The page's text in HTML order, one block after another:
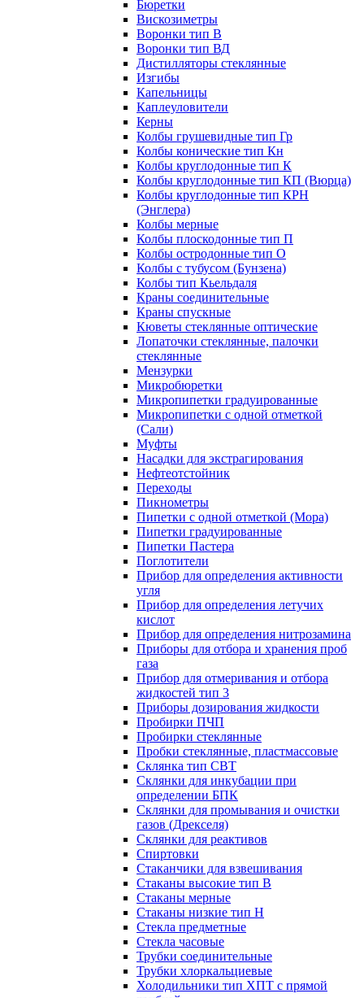
Бюретки
Вискозиметры
Воронки тип В
Воронки тип ВД
Дистилляторы стеклянные
Изгибы
Капельницы
Каплеуловители
Керны
Колбы грушевидные тип Гр
Колбы конические тип Кн
Колбы круглодонные тип К
Колбы круглодонные тип КП (Вюрца)
Колбы круглодонные тип КРН
(Энглера)
Колбы мерные
Колбы плоскодонные тип П
Колбы остродонные тип О
Колбы с тубусом (Бунзена)
Колбы тип Кьельдаля
Краны соединительные
Краны спускные
Кюветы стеклянные оптические
Лопаточки стеклянные, палочки
стеклянные
Мензурки
Микробюретки
Микропипетки градуированные
Микропипетки с одной отметкой
(Сали)
Муфты
Насадки для экстрагирования
Нефтеотстойник
Переходы
Пикнометры
Пипетки с одной отметкой (Мора)
Пипетки градуированные
Пипетки Пастера
Поглотители
Прибор для определения активности
угля
Прибор для определения летучих
кислот
Прибор для определения нитрозамина
Приборы для отбора и хранения проб
газа
Прибор для отмеривания и отбора
жидкостей тип 3
Приборы дозирования жидкости
Пробирки ПЧП
Пробирки стеклянные
Пробки стеклянные, пластмассовые
Склянка тип СВТ
Склянки для инкубации при
определении БПК
Склянки для промывания и очистки
газов (Дрекселя)
Склянки для реактивов
Спиртовки
Стаканчики для взвешивания
Стаканы высокие тип В
Стаканы мерные
Стаканы низкие тип Н
Стекла предметные
Стекла часовые
Трубки соединительные
Трубки хлоркальциевые
Холодильники тип ХПТ с прямой